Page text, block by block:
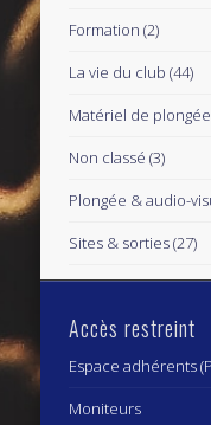
Formation (2)
La vie du club (44)
Matériel de plongée
Non classé (3)
Plongée & audio-
Sites & sorties(27)
Accès restreint
Espace adhérents
Moniteurs